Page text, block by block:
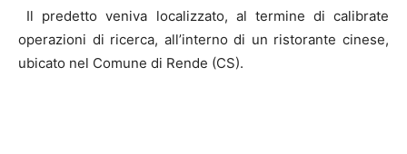
Il predetto veniva localizzato, al termine di calibrate
operazioni di ricerca, all’interno di un ristorante cinese,
ubicato nel Comune di Rende (CS).